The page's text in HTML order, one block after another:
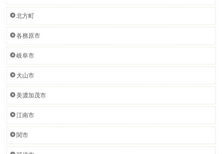
北方町
各務原市
岐阜市
犬山市
美濃加茂市
江南市
関市